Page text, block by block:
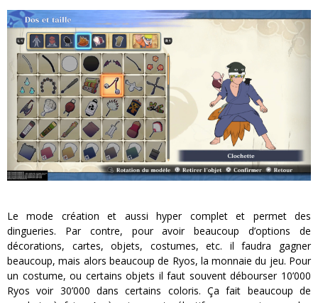
Le mode création et aussi hyper complet et permet des
dingueries. Par contre, pour avoir beaucoup d’options de
décorations, cartes, objets, costumes, etc. il faudra gagner
beaucoup, mais alors beaucoup de Ryos, la monnaie du jeu. Pour
un costume, ou certains objets il faut souvent débourser 10’000
Ryos voir 30’000 dans certains coloris. Ça fait beaucoup de